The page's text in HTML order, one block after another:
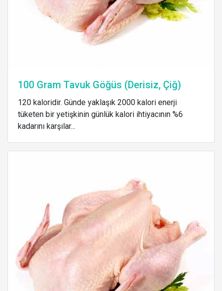
100 Gram Tavuk Göğüs (Derisiz, Çiğ)
120 kaloridir. Günde yaklaşık 2000 kalori enerji
tüketen bir yetişkinin günlük kalori ihtiyacının %6
kadarını karşılar...